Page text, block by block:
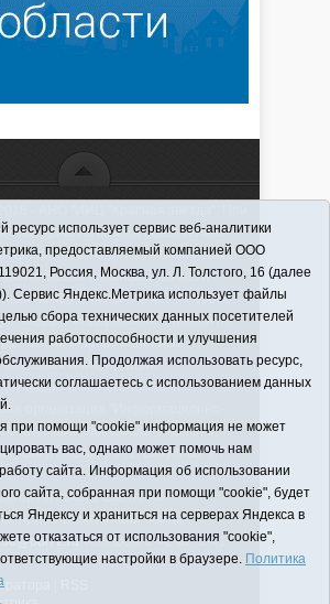
материалов ссылка обязательна
лента выходит при финансовой
Тюменской области
номер СМИ ЭЛ № ФС 77-66066
г. выдано Федеральной службой по
связи, информационных
массовых коммуникаций.
Автономная
организация "Информационно-
центр "Красная звезда"" (627570,
Викуловский р-н, с. Викулово, ул.
Антюхова Светлана
Адрес электронной почты:
Телефон: 2-42-32; 2-41-
ресурс использует сервис веб-аналитики
предоставляемый компанией ООО
Россия, Москва, ул. Л. Толстого, 16 (далее
Сервис Яндекс.Метрика использует файлы
сбора технических данных посетителей
работоспособности и улучшения
Продолжая использовать ресурс,
соглашаетесь с использованием данных
при помощи "cookie" информация не может
вас, однако может помочь нам
сайта. Информация об использовании
сайта, собранная при помощи "cookie", будет
Яндексу и храниться на серверах Яндекса в
отказаться от использования "cookie",
настройки в браузере. Политика